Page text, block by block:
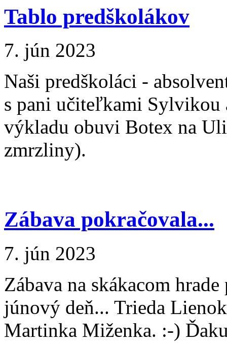
Tablo predškolákov
7. jún 2023
Naši predškoláci -
s pani učiteľkami Sylvikou
výkladu obuvi Botex na
zmrzliny).
Zábava pokračovala...
7. jún 2023
Zábava na skákacom
júnový deň... Trieda
Martinka Miženka. :-)